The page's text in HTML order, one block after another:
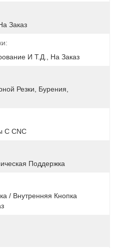
Заказ
И Т.д., На Заказ
Резки, Бурения,
С CNC
Поддержка
/ Внутренняя Кнопка